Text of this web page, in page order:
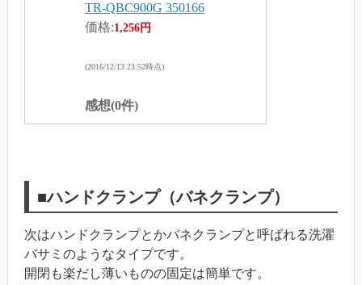
TR-QBC900G 350166
価格:1,256円
(2016/12/13 23:52時点)
感想(0件)
■ハンドクランプ（バネクランプ）
次はハンドクランプとかバネクランプと呼ばれる洗濯
バサミのようなタイプです。
開閉も楽だし薄いものの固定は簡単です。